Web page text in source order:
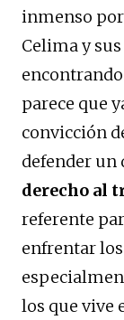
inmenso
Celima y
parece que
convicción
defender un
derecho al
referente
enfrentar
los que vive